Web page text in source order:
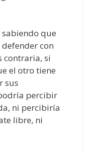
que
con
contraria, si
el otro tiene
sus
percibir
ni percibiría
libre, ni